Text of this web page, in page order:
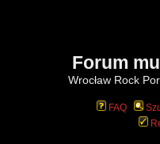
Forum
Wrocław Rock
FAQ